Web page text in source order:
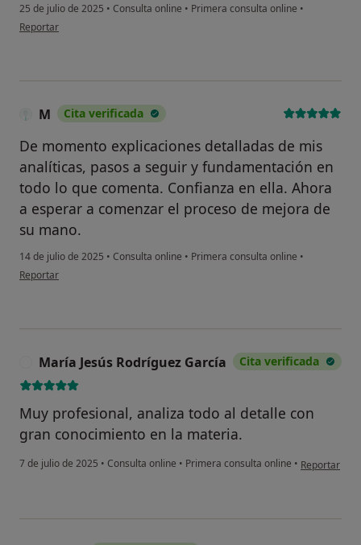
25 de julio de 2025 • Consulta online • Primera consulta online •
en opinión del usuario M.S
Reportar
M Cita verificada
De momento explicaciones detalladas de mis
analíticas, pasos a seguir y fundamentación en
todo lo que comenta. Confianza en ella. Ahora
a esperar a comenzar el proceso de mejora de
su mano.
14 de julio de 2025 • Consulta online • Primera consulta online •
en opinión del usuario M
Reportar
María Jesús Rodríguez García Cita verificada
Muy profesional, analiza todo al detalle con
gran conocimiento en la materia.
7 de julio de 2025 • Consulta online • Primera consulta online • en opinión
Reportar